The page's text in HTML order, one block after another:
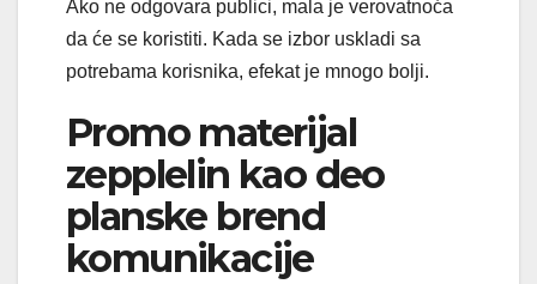
Ako ne odgovara publici, mala je verovatnoća
da će se koristiti. Kada se izbor uskladi sa
potrebama korisnika, efekat je mnogo bolji.
Promo materijal
zepplelin kao deo
planske brend
komunikacije